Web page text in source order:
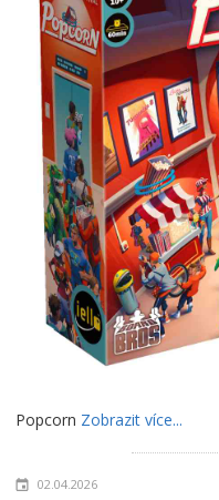
Popcorn Zobrazit více...
02.04.2026